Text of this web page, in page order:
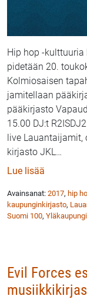
Hip hop -
pidetään 20.
Kolmiosaisen
jamitellaan
pääkirjasto
15.00 DJ:t
live Lauantaijamit,
kirjasto JKL…
Lue lisää
Avainsanat: 2017, hip
kaupunginkirjasto,
Suomi 100,
Evil Forces